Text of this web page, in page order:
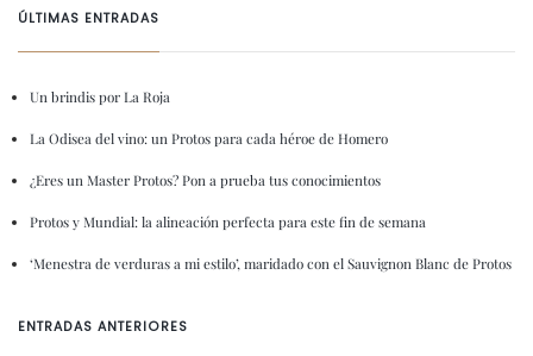
ÚLTIMAS ENTRADAS
Un brindis por La Roja
La Odisea del vino: un Protos para cada héroe de Homero
¿Eres un Master Protos? Pon a prueba tus conocimientos
Protos y Mundial: la alineación perfecta para este fin de semana
‘Menestra de verduras a mi estilo’, maridado con el Sauvignon Blanc de Protos
ENTRADAS ANTERIORES